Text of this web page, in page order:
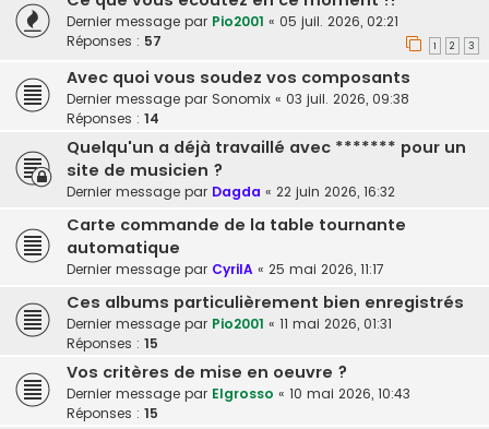
Dernier message par Pio2001 « 05 juil. 2026, 02:21
Réponses : 57 1 2 3
Avec quoi vous soudez vos composants
Dernier message par Sonomix « 03 juil. 2026, 09:38
Réponses : 14
Quelqu'un a déjà travaillé avec ******* pour un
site de musicien ?
Dernier message par Dagda « 22 juin 2026, 16:32
Carte commande de la table tournante
automatique
Dernier message par CyrilA « 25 mai 2026, 11:17
Ces albums particulièrement bien enregistrés
Dernier message par Pio2001 « 11 mai 2026, 01:31
Réponses : 15
Vos critères de mise en oeuvre ?
Dernier message par Elgrosso « 10 mai 2026, 10:43
Réponses : 15